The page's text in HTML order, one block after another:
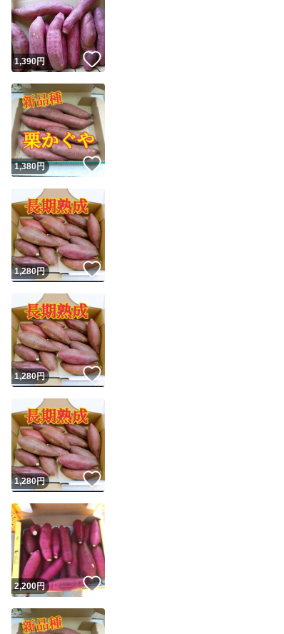
Yahoo!フリマの基準をクリアした安心・安全なユーザーです
このユーザーはYahoo!フリマの取引を完了させた実績があります
このユーザーは他フリマサービスでの取引実績があります
示であり、発送を保証しているものではありません
このユーザーは高頻度で24時間以内＆設定した発送日数内に発送してい
ます
このユーザーは高頻度で24時間以内に発送しています
このユーザーは設定した発送日数内に発送しています
この商品の情報をコピーします
載は禁止されています
き1回です
出品ページへ
キャンセル
いいね！
1,390円 いいね！
いね！
1,380円 いいね！
いね！
1,280円 いいね！
いね！
1,280円 いいね！
いね！
1,280円 いいね！
いね！
2,200円 いいね！